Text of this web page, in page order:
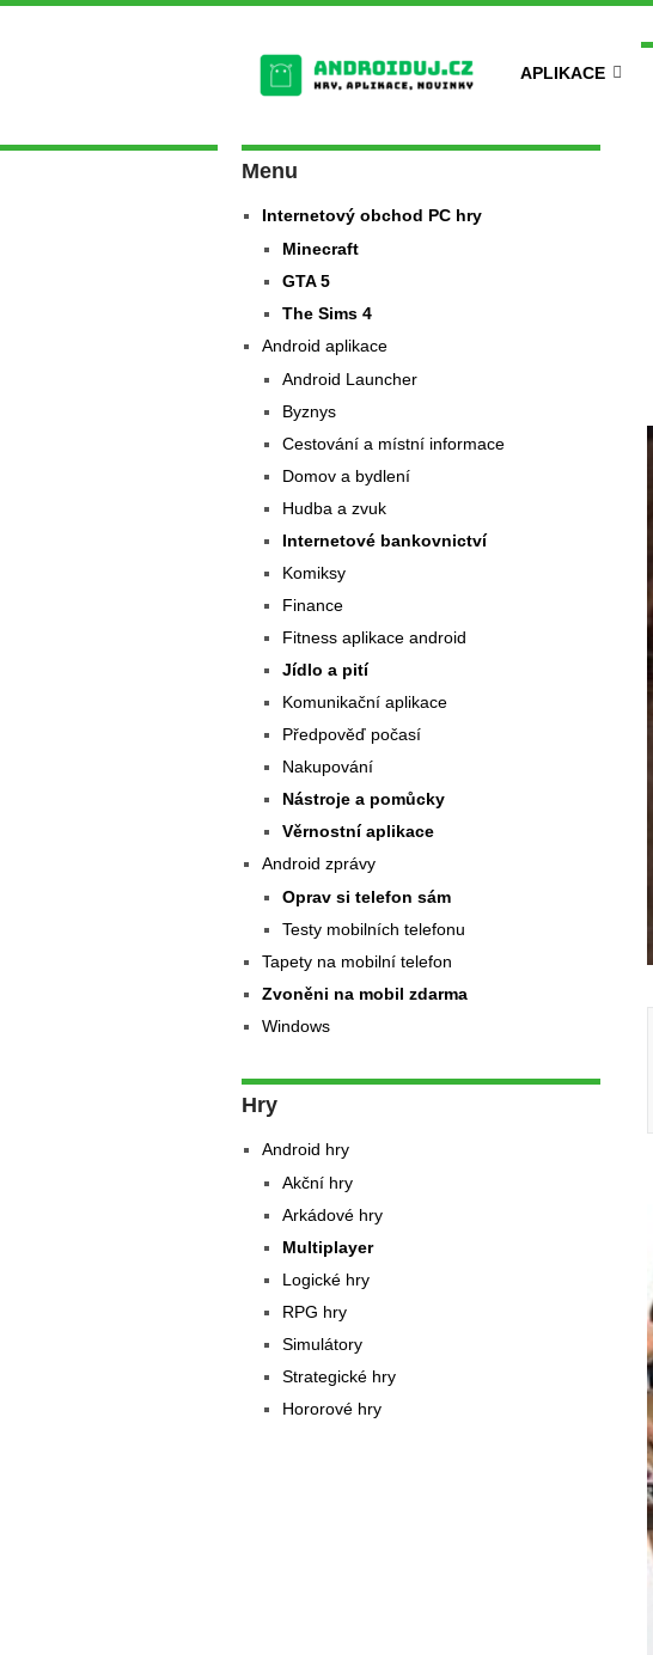
APLIKACE
Menu
Internetový obchod PC hry
Minecraft
GTA 5
The Sims 4
Android aplikace
Android Launcher
Byznys
Cestování a místní informace
Domov a bydlení
Hudba a zvuk
Internetové bankovnictví
Komiksy
Finance
Fitness aplikace android
Jídlo a pití
Komunikační aplikace
Předpověď počasí
Nakupování
Nástroje a pomůcky
Věrnostní aplikace
Android zprávy
Oprav si telefon sám
Testy mobilních telefonu
Tapety na mobilní telefon
Zvoněni na mobil zdarma
Windows
Hry
Android hry
Akční hry
Arkádové hry
Multiplayer
Logické hry
RPG hry
Simulátory
Strategické hry
Hororové hry